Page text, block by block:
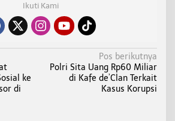
Ikuti Kami
ke
di
Pos berikutnya
Polri Sita Uang Rp60 Miliar
di Kafe de’Clan Terkait
Kasus Korupsi